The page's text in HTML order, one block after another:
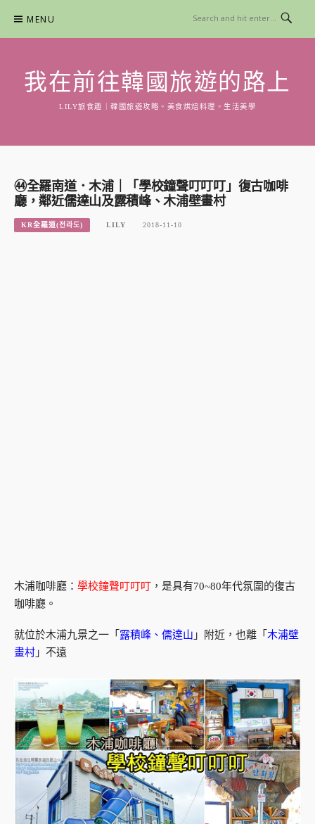
content
MENU
我在前往韓國旅遊的路上
LILY旅食趣｜韓國旅遊攻略。美食烘焙料理。生活美學
㊹全羅南道．木浦｜「學校鐘聲叮叮叮」復古咖啡
廳，鄰近儒達山及露積峰、木浦壁畫村
KR全羅道(전라도) LILY 2018-11-10
木浦咖啡廳： 學校鐘聲叮叮叮 ，是具有70~80年代氛圍的復古
咖啡廳。
就位於木浦九景之一「 露積峰、儒達山 」附近，也離「 木浦壁
畫村 」不遠